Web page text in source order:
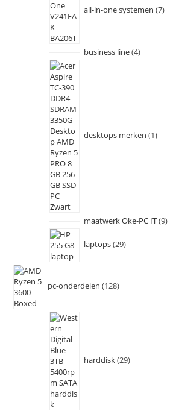
all-in-one systemen 7
business line 4
desktops merken 1
maatwerk Oke-PC IT 9
laptops 29
pc-onderdelen 128
harddisk 29